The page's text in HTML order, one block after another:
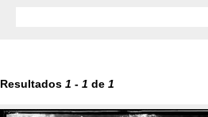
Resultados 1 - 1 de 1